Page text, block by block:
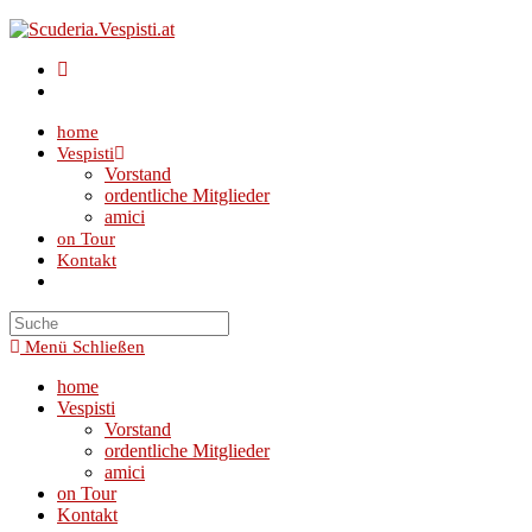
Zum
springen
home
Vespisti
Vorstand
ordentliche Mitglieder
amici
on Tour
Kontakt
search
Menü Schließen
home
Vespisti
Vorstand
ordentliche Mitglieder
amici
on Tour
Kontakt